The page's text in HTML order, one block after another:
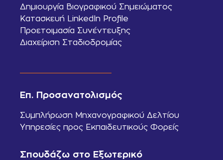
Δημιουργία Βιογραφικού Σημειώματος
Κατασκευή LinkedIn Profile
Προετοιμασία Συνέντευξης
Διαχείριση Σταδιοδρομίας
Επ. Προσανατολισμός
Συμπλήρωση Μηχανογραφικού Δελτίου
Υπηρεσίες προς Εκπαιδευτικούς Φορείς
Σπουδάζω στο Εξωτερικό